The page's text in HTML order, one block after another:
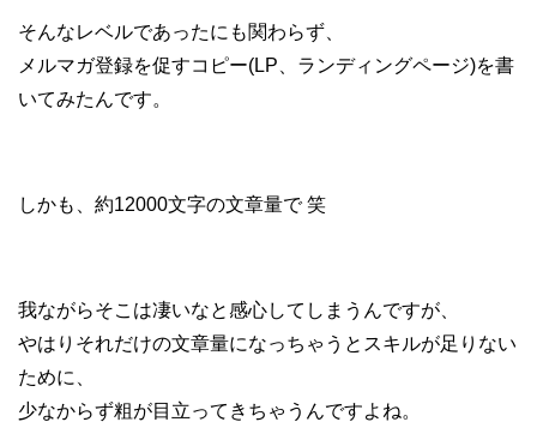
そんなレベルであったにも関わらず、
メルマガ登録を促すコピー(LP、ランディングページ)を書
いてみたんです。
しかも、約12000文字の文章量で 笑
我ながらそこは凄いなと感心してしまうんですが、
やはりそれだけの文章量になっちゃうとスキルが足りない
ために、
少なからず粗が目立ってきちゃうんですよね。